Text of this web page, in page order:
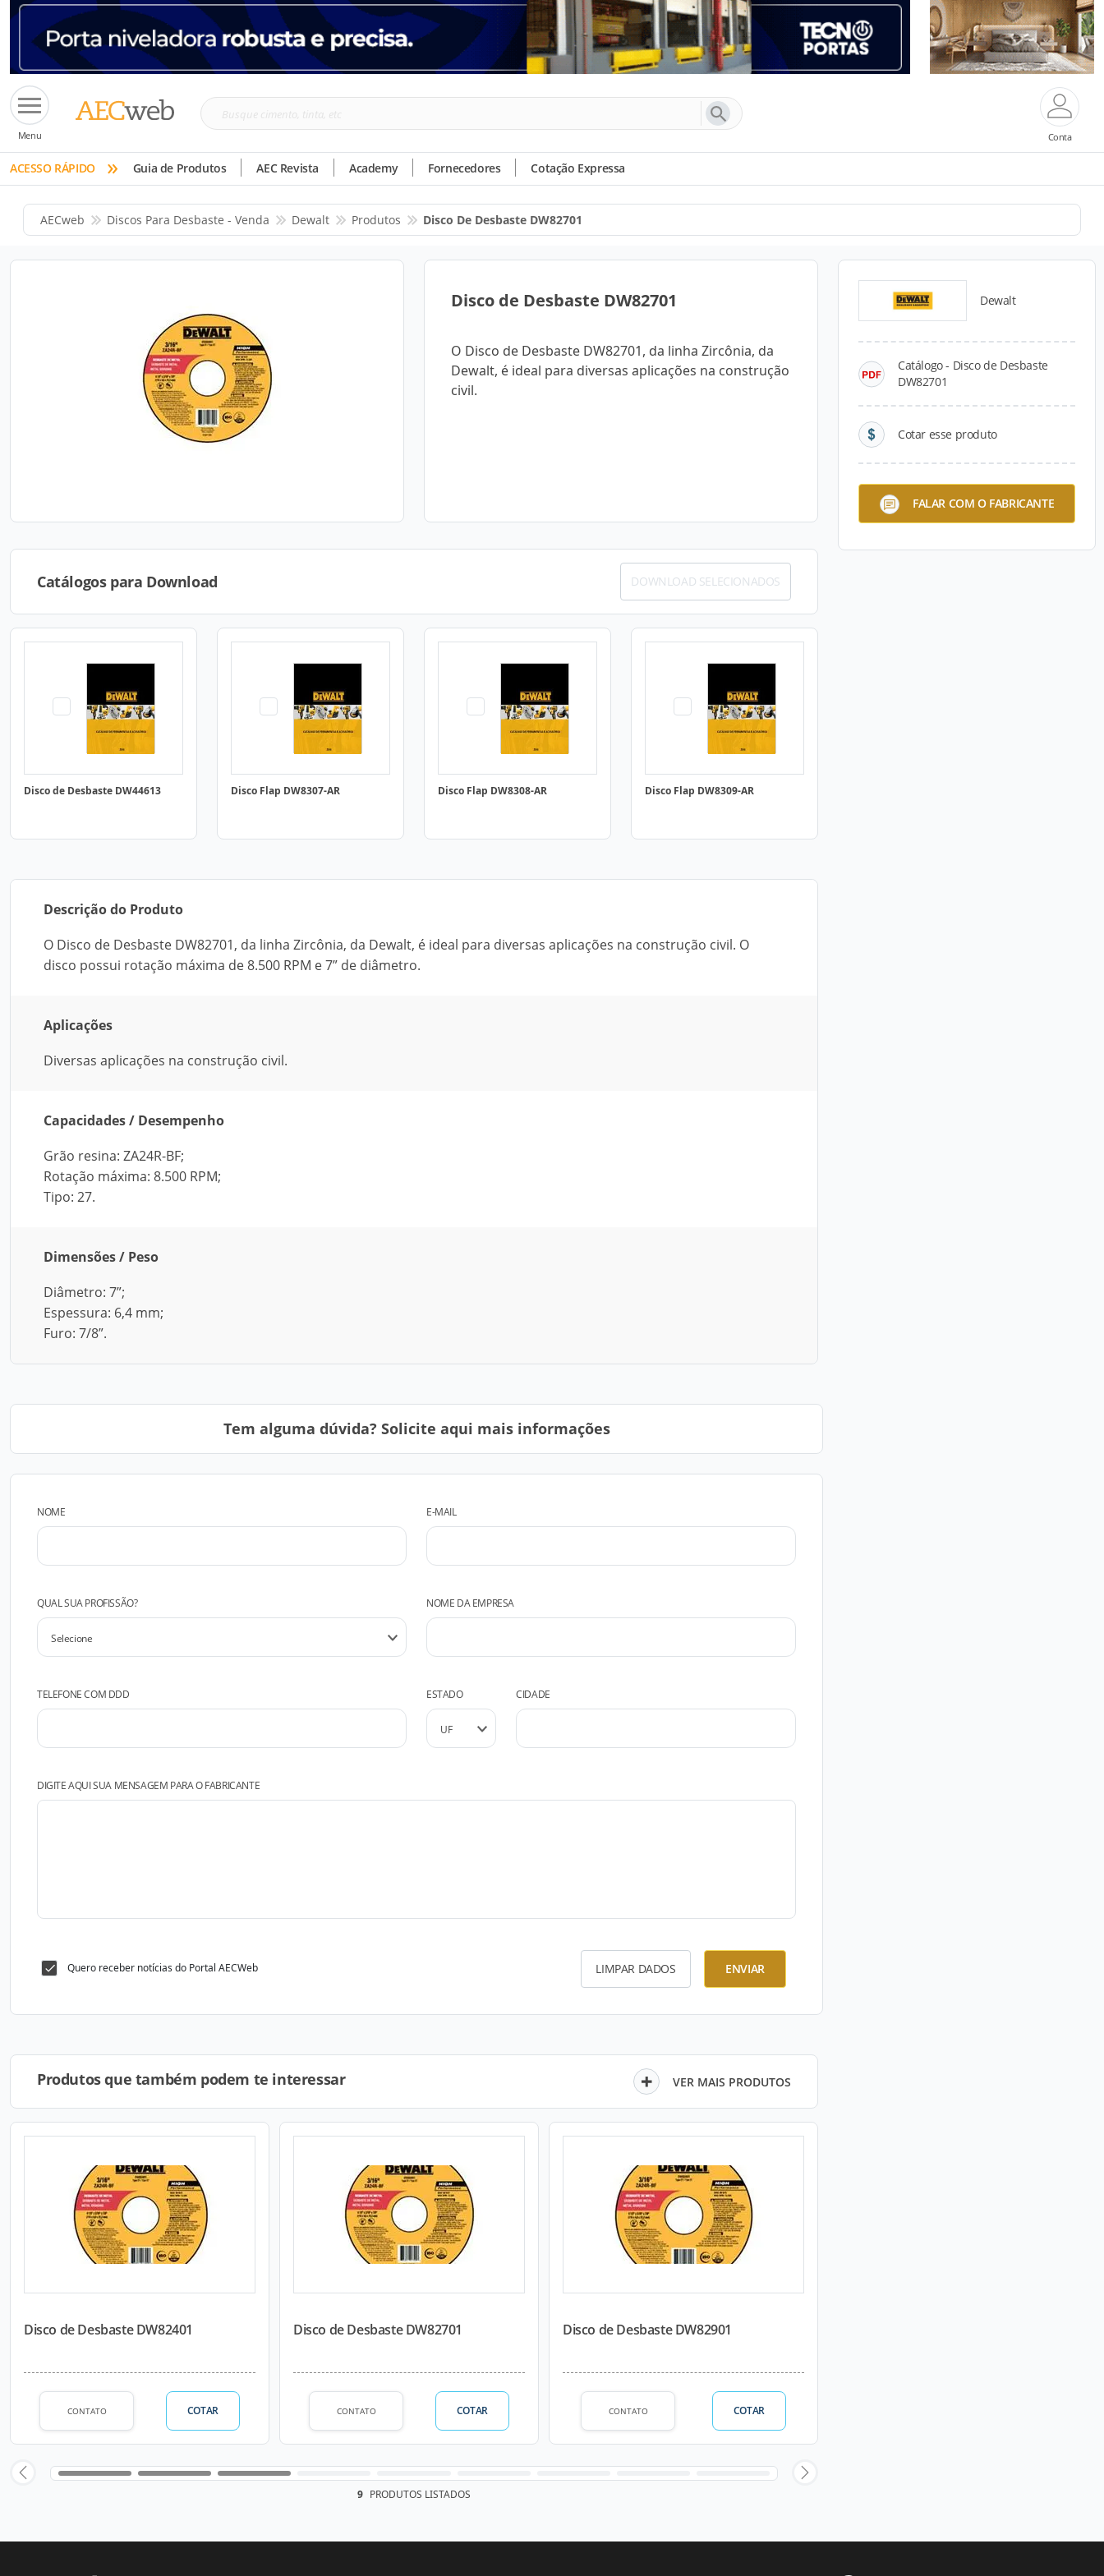
Menu
Busque
tinta,
etc
Conta
ACESSO RÁPIDO » Guia de Produtos AEC Revista Academy Fornecedores Cotação Expressa
AECweb Discos Para Desbaste - Venda Dewalt Produtos Disco De Desbaste DW82701
Disco de Desbaste DW82701
O Disco de Desbaste DW82701, da linha Zircônia, da
Dewalt, é ideal para diversas aplicações na construção
civil.
Dewalt
Catálogo - Disco de Desbaste
DW82701
Cotar esse produto
FALAR COM O FABRICANTE
Catálogos para Download DOWNLOAD SELECIONADOS
Disco de Desbaste DW44613 Disco Flap DW8307-AR Disco Flap DW8308-AR Disco Flap DW8309-AR
Descrição do Produto
O Disco de Desbaste DW82701, da linha Zircônia, da Dewalt, é ideal para diversas aplicações na construção civil. O
disco possui rotação máxima de 8.500 RPM e 7” de diâmetro.
Aplicações
Diversas aplicações na construção civil.
Capacidades / Desempenho
Grão resina: ZA24R-BF;
Rotação máxima: 8.500 RPM;
Tipo: 27.
Dimensões / Peso
Diâmetro: 7”;
Espessura: 6,4 mm;
Furo: 7/8”.
Tem alguma dúvida? Solicite aqui mais informações
NOME E-MAIL
QUAL SUA PROFISSÃO? NOME DA EMPRESA
TELEFONE COM DDD ESTADO CIDADE
DIGITE AQUI SUA MENSAGEM PARA O FABRICANTE
Quero receber notícias do Portal AECWeb LIMPAR DADOS ENVIAR
Produtos que também podem te interessar VER MAIS PRODUTOS
Disco de Desbaste DW82401
CONTATO COTAR
Disco de Desbaste DW82701
CONTATO COTAR
Disco de Desbaste DW82901
CONTATO COTAR
9 PRODUTOS LISTADOS